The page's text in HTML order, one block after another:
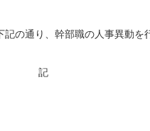
の通り、幹部職の人事異動を
記